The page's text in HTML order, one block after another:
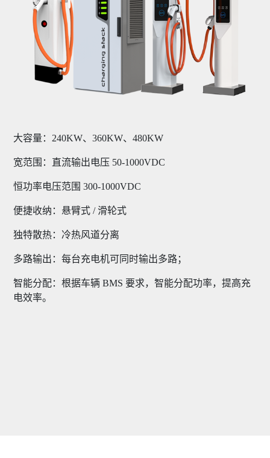
大容量：240KW、360KW、480KW
宽范围：直流输出电压 50-1000VDC
恒功率电压范围 300-1000VDC
便捷收纳：悬臂式 / 滑轮式
独特散热：冷热风道分离
多路输出：每台充电机可同时输出多路；
智能分配：根据车辆 BMS 要求，智能分配功率，提高充
电效率。